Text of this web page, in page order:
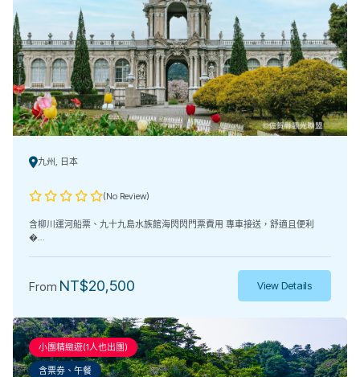
九州, 日本
(No Review)
含柳川運河船票、九十九島水族館海閃閃門票費用 專車接送，舒適且便利
�...
From NT$20,500 View Details
小團精緻遊(1人也出團)
含票劵、午餐